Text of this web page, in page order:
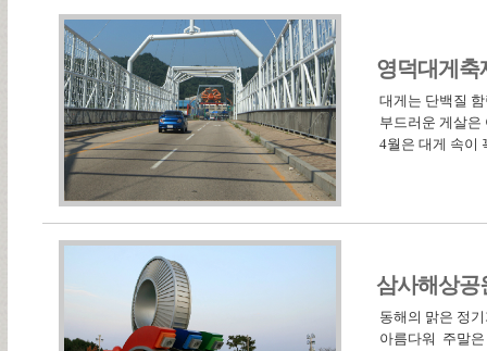
영덕대게축
대게는 단백질
부드러운 게살은
4월은 대게 속이
삼사해상공
동해의 맑은 정
아름다워 주말